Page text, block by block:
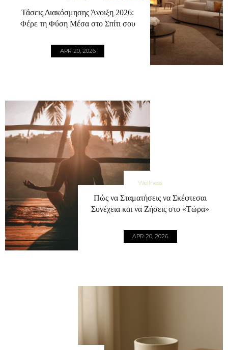
Τάσεις Διακόσμησης Άνοιξη 2026:
Φέρε τη Φύση Μέσα στο Σπίτι σου
APR 20, 2026
Wellness
Πώς να Σταματήσεις να Σκέφτεσαι
Συνέχεια και να Ζήσεις στο «Τώρα»
APR 20, 2026